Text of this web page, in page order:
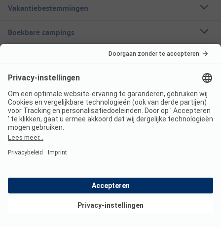
Vakantiebestemmingen
Boekbare campings
Over ANWB Camping
Volg ons
ANWB Camping App